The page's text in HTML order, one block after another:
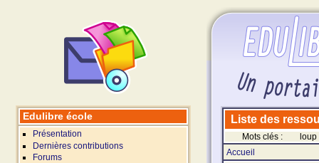
Liste des
Mots clés :
loup
Accueil
Edulibre école
Présentation
Dernières contributions
Forums